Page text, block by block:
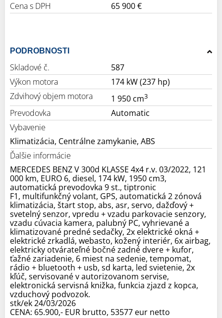
Cena s DPH
65 900 €
PODROBNOSTI
Skladové č.
587
Výkon motora
174 kW (237 hp)
Zdvihový objem motora
1 950 cm3
Prevodovka
Automatic
Vybavenie
Klimatizácia, Centrálne zamykanie, ABS
Ďalšie informácie
MERCEDES BENZ V 300d KLASSE 4x4 r.v. 03/2022, 121
000 km, EURO 6, diesel, 174 kW, 1950 cm3,
automatická prevodovka 9 st., tiptronic
F1, multifunkčný volant, GPS, automatická 2 zónová
klimatizácia, štart stop, abs, asr, servo, dažďový +
svetelný senzor, vpredu + vzadu parkovacie senzory,
vzadu cúvacia kamera, palubný PC, vyhrievané a
klimatizované predné sedačky, 2x elektrické okná +
elektrické zrkadlá, webasto, kožený interiér, 6x airbag,
elektricky otvárateľné bočné zadné dvere + kufor,
ťažné zariadenie, 6 miest na sedenie, tempomat,
rádio + bluetooth + usb, sd karta, led svietenie, 2x
kľúč, servisované v autorizovanom servise,
elektronická servisná knižka, funkcia zjazd z kopca,
vzduchový podvozok.
stk/ek 24/03/2026
CENA: 65.900,- EUR brutto, 53577 eur netto